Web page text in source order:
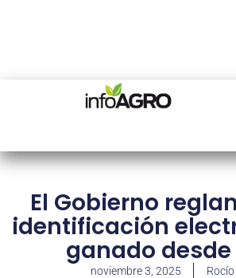
El Gobierno
identificación
ganado desde
noviembre 3, 2025